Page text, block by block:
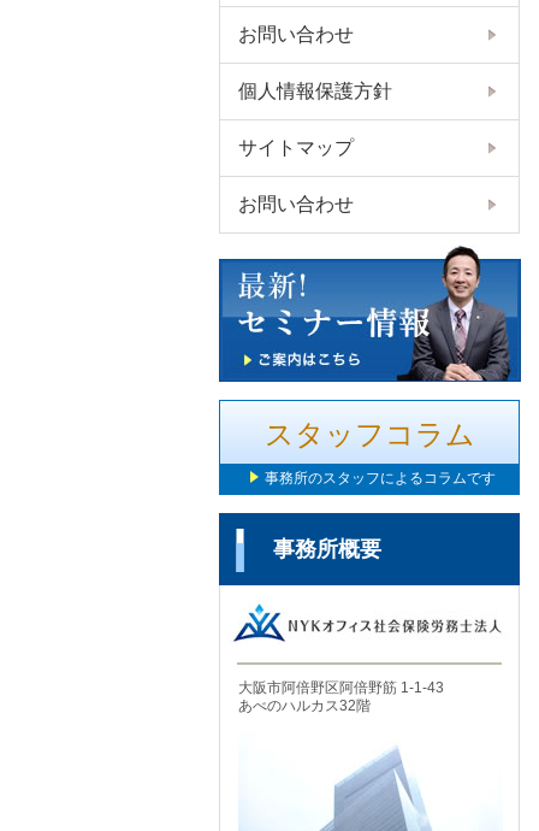
お問い合わせ
個人情報保護方針
サイトマップ
お問い合わせ
スタッフコラム
事務所のスタッフによるコラムです
事務所概要
大阪市阿倍野区阿倍野筋 1-1-43
あべのハルカス32階